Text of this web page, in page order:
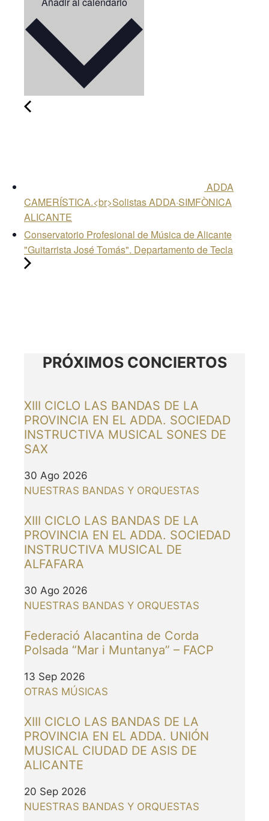
ADDA
CAMERÍSTICA.<br>Solistas ADDA·SIMFÒNICA
ALICANTE
Conservatorio Profesional de Música de Alicante
"Guitarrista José Tomás". Departamento de Tecla
PRÓXIMOS CONCIERTOS
XIII CICLO LAS BANDAS DE LA
PROVINCIA EN EL ADDA. SOCIEDAD
INSTRUCTIVA MUSICAL SONES DE
SAX
30 Ago 2026
NUESTRAS BANDAS Y ORQUESTAS
XIII CICLO LAS BANDAS DE LA
PROVINCIA EN EL ADDA. SOCIEDAD
INSTRUCTIVA MUSICAL DE
ALFAFARA
30 Ago 2026
NUESTRAS BANDAS Y ORQUESTAS
Federació Alacantina de Corda
Polsada “Mar i Muntanya” – FACP
13 Sep 2026
OTRAS MÚSICAS
XIII CICLO LAS BANDAS DE LA
PROVINCIA EN EL ADDA. UNIÓN
MUSICAL CIUDAD DE ASIS DE
ALICANTE
20 Sep 2026
NUESTRAS BANDAS Y ORQUESTAS